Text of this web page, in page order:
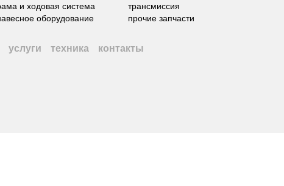
и ходовая система
трансмиссия
оборудование
прочие запчасти
услуги техника контакты